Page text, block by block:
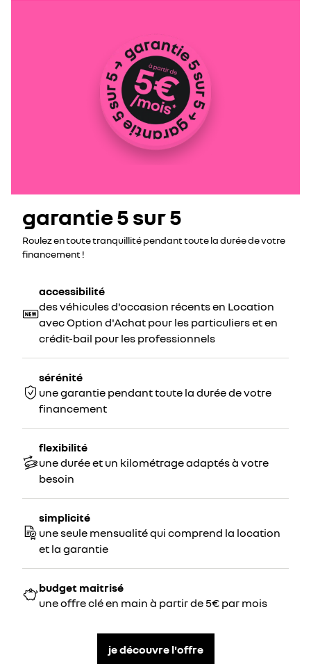
garantie 5 sur 5
Roulez en toute tranquillité pendant toute la durée de votre
financement !
accessibilité
des véhicules d'occasion récents en Location
avec Option d'Achat pour les particuliers et en
crédit-bail pour les professionnels
sérénité
une garantie pendant toute la durée de votre
financement
flexibilité
une durée et un kilométrage adaptés à votre
besoin
simplicité
une seule mensualité qui comprend la location
et la garantie
budget maitrisé
une offre clé en main à partir de 5€ par mois
je découvre l'offre